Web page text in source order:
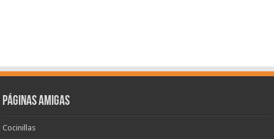
Páginas amigas
Cocinillas